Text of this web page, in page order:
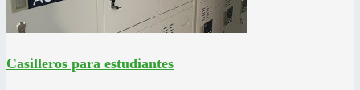
Casilleros para estudiantes